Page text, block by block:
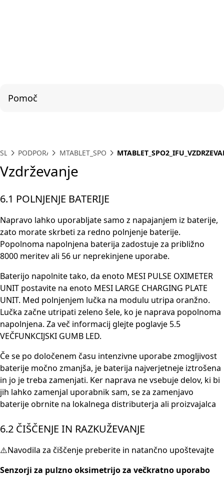
Pomoč
SL PODPORA MTABLET_SPO2
Vzdrževanje
6.1 POLNJENJE BATERIJE
Napravo lahko uporabljate samo z napajanjem iz baterije,
zato morate skrbeti za redno polnjenje baterije.
Popolnoma napolnjena baterija zadostuje za približno
8000 meritev ali 56 ur neprekinjene uporabe.
Baterijo napolnite tako, da enoto MESI PULSE OXIMETER
UNIT postavite na enoto MESI LARGE CHARGING PLATE
UNIT. Med polnjenjem lučka na modulu utripa oranžno.
Lučka začne utripati zeleno šele, ko je naprava popolnoma
napolnjena. Za več informacij glejte poglavje 5.5
VEČFUNKCIJSKI GUMB LED.
Če se po določenem času intenzivne uporabe zmogljivost
baterije močno zmanjša, je baterija najverjetneje iztrošena
in jo je treba zamenjati. Ker naprava ne vsebuje delov, ki bi
jih lahko zamenjal uporabnik sam, se za zamenjavo
baterije obrnite na lokalnega distributerja ali proizvajalca
6.2 ČIŠČENJE IN RAZKUŽEVANJE
⚠️Navodila za čiščenje preberite in natančno upoštevajte
Senzorji za pulzno oksimetrijo za večkratno uporabo